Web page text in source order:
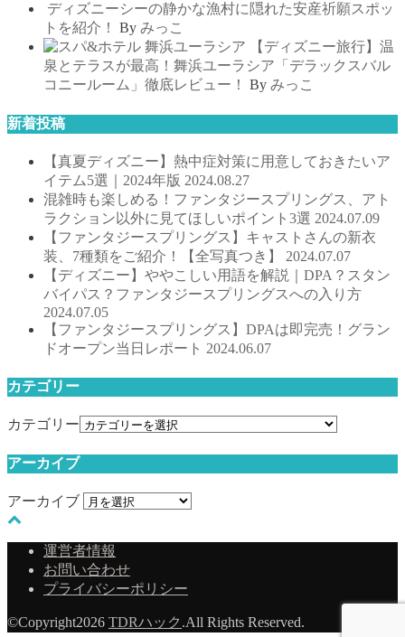
ディズニーシーの静かな漁村に隠れた安産祈願スポッ
トを紹介！
By みっこ
【ディズニー旅行】温
泉とテラスが最高！舞浜ユーラシア「デラックスバル
コニールーム」徹底レビュー！
By みっこ
新着投稿
【真夏ディズニー】熱中症対策に用意しておきたいア
イテム5選｜2024年版 2024.08.27
混雑時も楽しめる！ファンタジースプリングス、アト
ラクション以外に見てほしいポイント3選 2024.07.09
【ファンタジースプリングス】キャストさんの新衣
装、7種類をご紹介！【全写真つき】 2024.07.07
【ディズニー】ややこしい用語を解説｜DPA？スタン
バイパス？ファンタジースプリングスへの入り方
2024.07.05
【ファンタジースプリングス】DPAは即完売！グラン
ドオープン当日レポート 2024.06.07
カテゴリー
カテゴリー
アーカイブ
アーカイブ
運営者情報
お問い合わせ
プライバシーポリシー
©Copyright2026 TDRハック .All Rights Reserved.